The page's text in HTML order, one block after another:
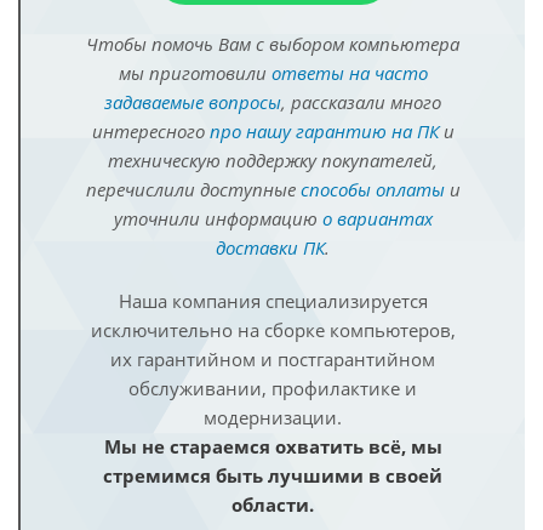
Чтобы помочь Вам с выбором компьютера
мы приготовили ответы на часто
задаваемые вопросы, рассказали много
интересного про нашу гарантию на ПКи
техническую поддержку покупателей,
перечислили доступные способы оплатыи
уточнили информацию о вариантах
доставки ПК.
Наша компания специализируется
исключительно на сборке компьютеров,
их гарантийном и постгарантийном
обслуживании, профилактике и
модернизации.
Мы не стараемся охватить всё, мы
стремимся быть лучшими в своей
области.